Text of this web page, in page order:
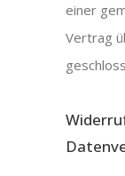
einer
Vertrag